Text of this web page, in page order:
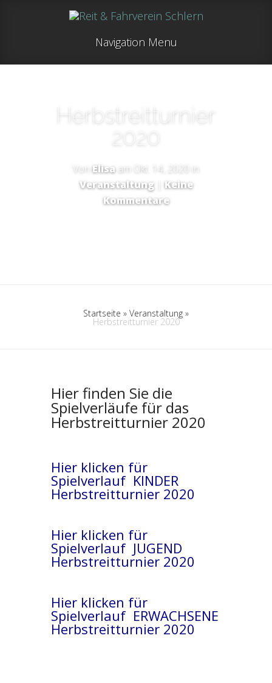
Navigation Menu
Herbstreitturnier
VonElisaam Okt. 14, 2020 in
Veranstaltung|Keine
Kommentare
Startseite » Veranstaltung »
Herbstreitturnier 2020
Hier finden Sie die
Spielverläufe für das
Herbstreitturnier 2020
Hier klicken für
Spielverlauf KINDER
Herbstreitturnier 2020
Hier klicken für
Spielverlauf JUGEND
Herbstreitturnier 2020
Hier klicken für
Spielverlauf ERWACHSENE
Herbstreitturnier 2020